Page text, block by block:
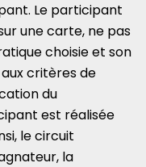
Le participant
une carte, ne pas
choisie et son
critères de
du
est réalisée
le circuit
la